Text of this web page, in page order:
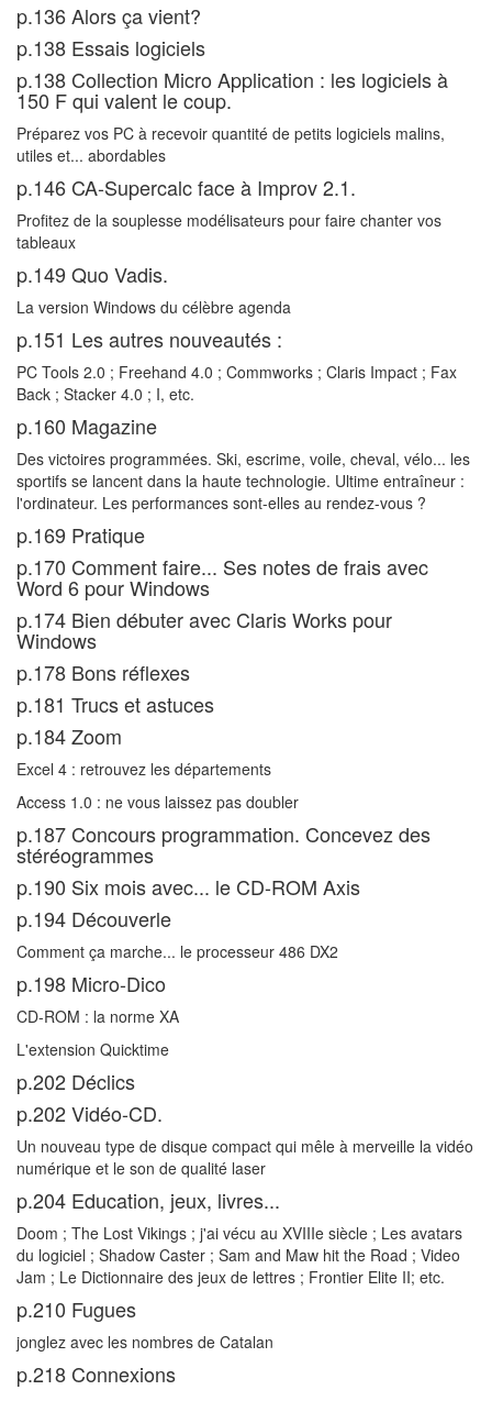
p.136 Alors ça vient?
p.138 Essais logiciels
p.138 Collection Micro Application : les logiciels à
150 F qui valent le coup.
Préparez vos PC à recevoir quantité de petits logiciels malins,
utiles et... abordables
p.146 CA-Supercalc face à Improv 2.1.
Profitez de la souplesse modélisateurs pour faire chanter vos
tableaux
p.149 Quo Vadis.
La version Windows du célèbre agenda
p.151 Les autres nouveautés :
PC Tools 2.0 ; Freehand 4.0 ; Commworks ; Claris Impact ; Fax
Back ; Stacker 4.0 ; I, etc.
p.160 Magazine
Des victoires programmées. Ski, escrime, voile, cheval, vélo... les
sportifs se lancent dans la haute technologie. Ultime entraîneur :
l'ordinateur. Les performances sont-elles au rendez-vous ?
p.169 Pratique
p.170 Comment faire... Ses notes de frais avec
Word 6 pour Windows
p.174 Bien débuter avec Claris Works pour
Windows
p.178 Bons réflexes
p.181 Trucs et astuces
p.184 Zoom
Excel 4 : retrouvez les départements
Access 1.0 : ne vous laissez pas doubler
p.187 Concours programmation. Concevez des
stéréogrammes
p.190 Six mois avec... le CD-ROM Axis
p.194 Découverle
Comment ça marche... le processeur 486 DX2
p.198 Micro-Dico
CD-ROM : la norme XA
L'extension Quicktime
p.202 Déclics
p.202 Vidéo-CD.
Un nouveau type de disque compact qui mêle à merveille la vidéo
numérique et le son de qualité laser
p.204 Education, jeux, livres...
Doom ; The Lost Vikings ; j'ai vécu au XVIIIe siècle ; Les avatars
du logiciel ; Shadow Caster ; Sam and Maw hit the Road ; Video
Jam ; Le Dictionnaire des jeux de lettres ; Frontier Elite II; etc.
p.210 Fugues
jonglez avec les nombres de Catalan
p.218 Connexions